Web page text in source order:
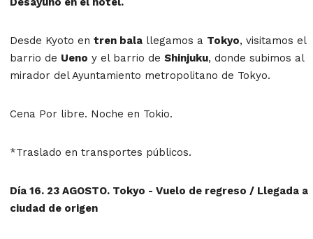
Desde Kyoto en tren bala llegamos a Tokyo, visitamos el
barrio de Ueno y el barrio de Shinjuku, donde subimos al
mirador del Ayuntamiento metropolitano de Tokyo.
Cena Por libre. Noche en Tokio.
*Traslado en transportes públicos.
Día 16. 23 AGOSTO. Tokyo - Vuelo de regreso / Llegada a
ciudad de origen